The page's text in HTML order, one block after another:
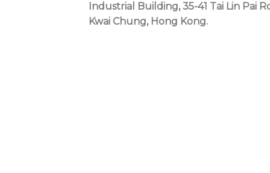
Industrial Building, 35-41 Tai Lin Pai
Kwai Chung, Hong Kong.